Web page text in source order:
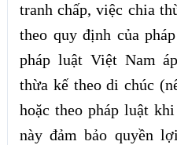
tranh chấp, việc chia
theo quy định của
pháp luật Việt Nam
thừa kế theo di chúc
hoặc theo pháp luật
này đảm bảo quyền